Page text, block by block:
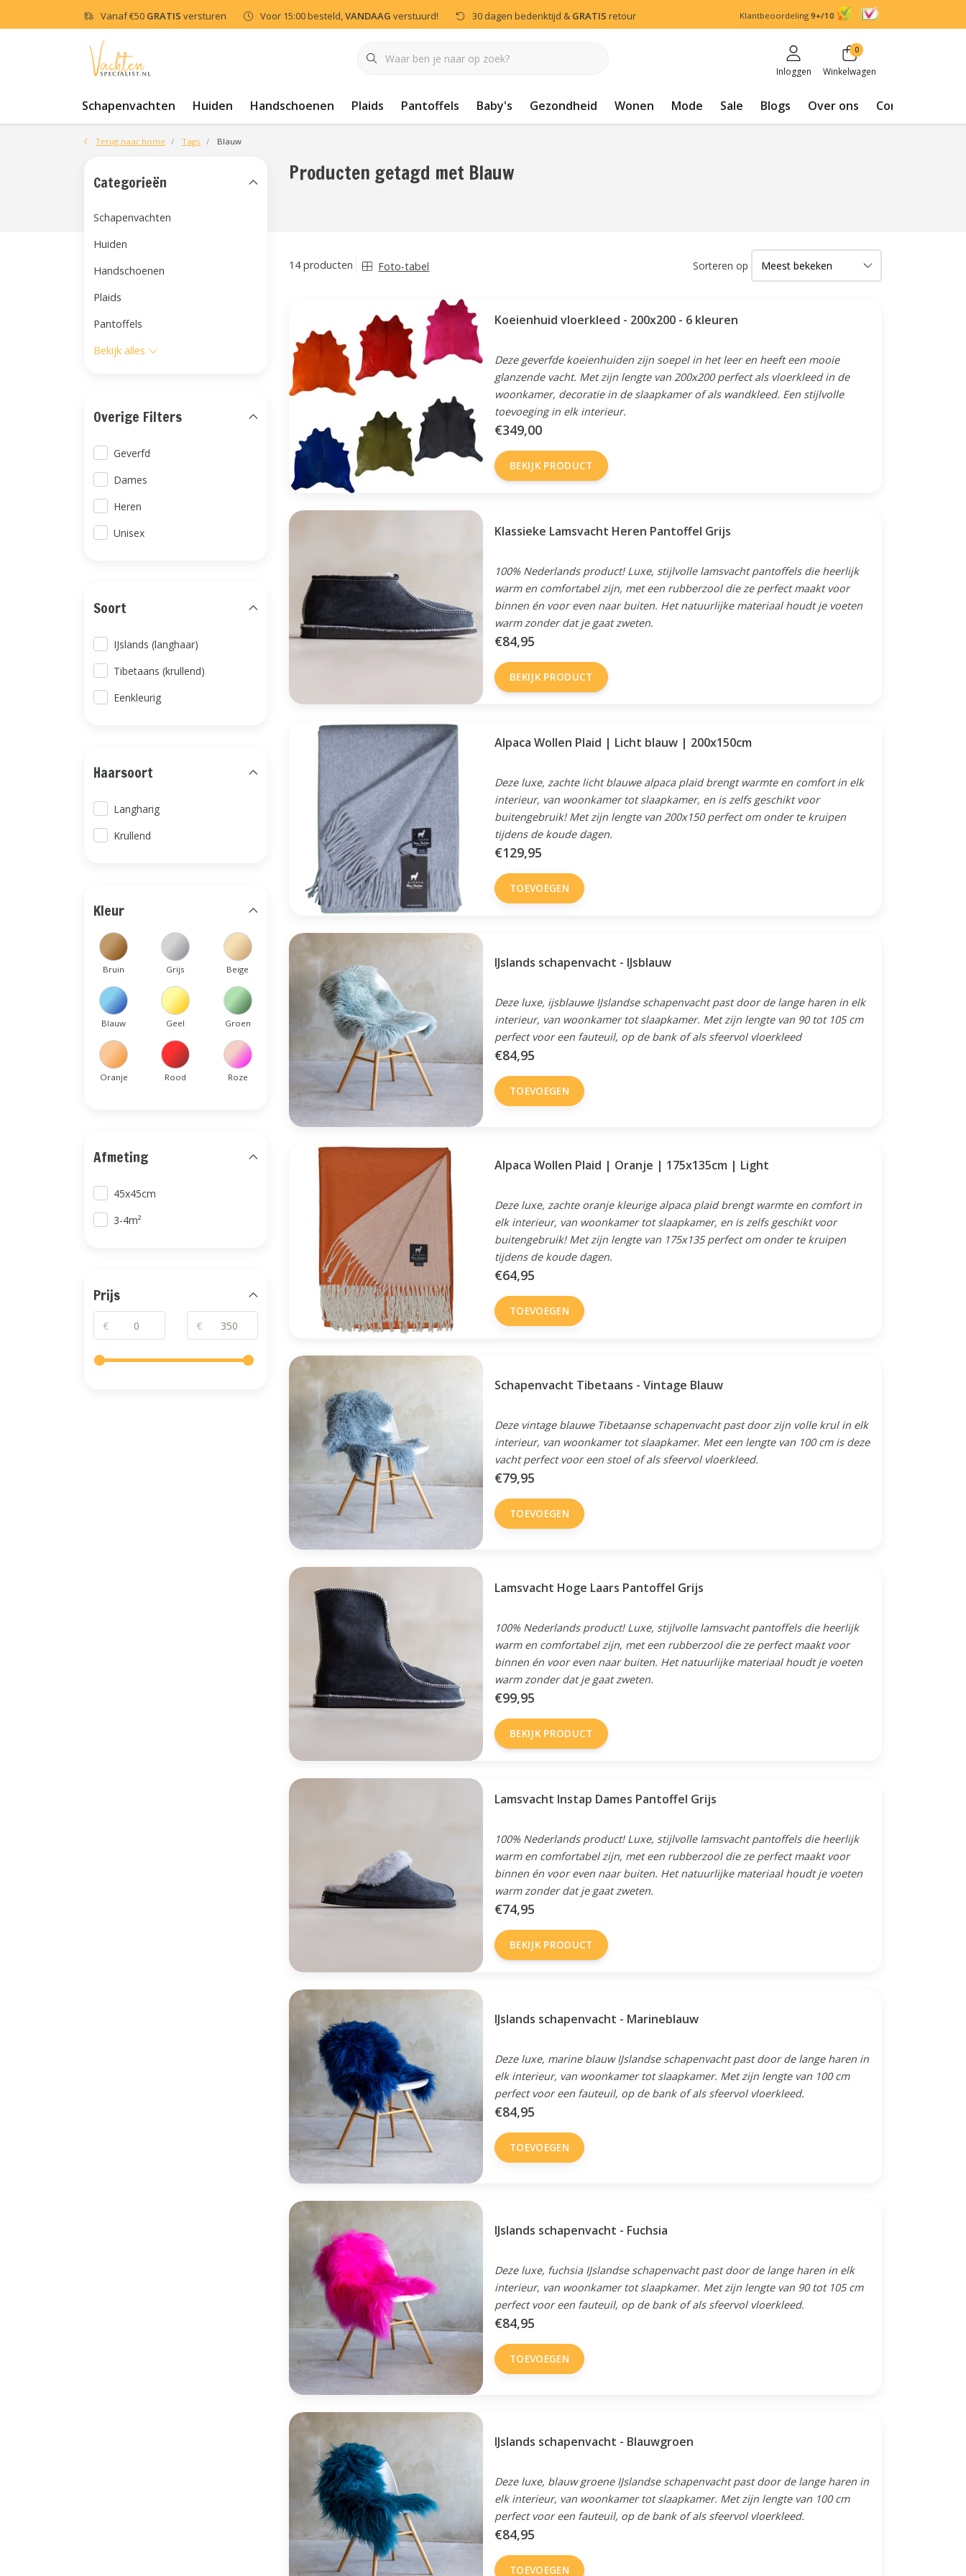
Vanaf€50 GRATIS versturen Voor 15:00 besteld,VANDAAG verstuurd! 30 dagen bedenktijd & GRATIS retour Klantbeoordeling 9+/10
Inloggen
0
Winkelwagen
Schapenvachten Huiden Handschoenen Plaids Pantoffels Baby's Gezondheid Wonen Mode Sale Blogs Over ons Contact
Terug naar home Tags Blauw
Producten getagd met Blauw
14 producten Foto-tabel Sorteren op
Koeienhuid vloerkleed - 200x200 - 6 kleuren
Deze geverfde koeienhuiden zijn soepel in het leer en heeft een mooie
glanzende vacht. Met zijn lengte van 200x200 perfect als vloerkleed in de
woonkamer, decoratie in de slaapkamer of als wandkleed. Een stijlvolle
toevoeging in elk interieur.
€349,00
BEKIJK PRODUCT
Klassieke Lamsvacht Heren Pantoffel Grijs
100% Nederlands product! Luxe, stijlvolle lamsvacht pantoffels die heerlijk
warm en comfortabel zijn, met een rubberzool die ze perfect maakt voor
binnen én voor even naar buiten. Het natuurlijke materiaal houdt je voeten
warm zonder dat je gaat zweten.
€84,95
BEKIJK PRODUCT
Alpaca Wollen Plaid | Licht blauw | 200x150cm
Deze luxe, zachte licht blauwe alpaca plaid brengt warmte en comfort in elk
interieur, van woonkamer tot slaapkamer, en is zelfs geschikt voor
buitengebruik! Met zijn lengte van 200x150 perfect om onder te kruipen
tijdens de koude dagen.
€129,95
TOEVOEGEN
IJslands schapenvacht - IJsblauw
Deze luxe, ijsblauwe IJslandse schapenvacht past door de lange haren in elk
interieur, van woonkamer tot slaapkamer. Met zijn lengte van 90 tot 105 cm
perfect voor een fauteuil, op de bank of als sfeervol vloerkleed
€84,95
TOEVOEGEN
Alpaca Wollen Plaid | Oranje | 175x135cm | Light
Deze luxe, zachte oranje kleurige alpaca plaid brengt warmte en comfort in
elk interieur, van woonkamer tot slaapkamer, en is zelfs geschikt voor
buitengebruik! Met zijn lengte van 175x135 perfect om onder te kruipen
tijdens de koude dagen.
€64,95
TOEVOEGEN
Schapenvacht Tibetaans - Vintage Blauw
Deze vintage blauwe Tibetaanse schapenvacht past door zijn volle krul in elk
interieur, van woonkamer tot slaapkamer. Met een lengte van 100 cm is deze
vacht perfect voor een stoel of als sfeervol vloerkleed.
€79,95
TOEVOEGEN
Lamsvacht Hoge Laars Pantoffel Grijs
100% Nederlands product! Luxe, stijlvolle lamsvacht pantoffels die heerlijk
warm en comfortabel zijn, met een rubberzool die ze perfect maakt voor
binnen én voor even naar buiten. Het natuurlijke materiaal houdt je voeten
warm zonder dat je gaat zweten.
€99,95
BEKIJK PRODUCT
Lamsvacht Instap Dames Pantoffel Grijs
100% Nederlands product! Luxe, stijlvolle lamsvacht pantoffels die heerlijk
warm en comfortabel zijn, met een rubberzool die ze perfect maakt voor
binnen én voor even naar buiten. Het natuurlijke materiaal houdt je voeten
warm zonder dat je gaat zweten.
€74,95
BEKIJK PRODUCT
IJslands schapenvacht - Marineblauw
Deze luxe, marine blauw IJslandse schapenvacht past door de lange haren in
elk interieur, van woonkamer tot slaapkamer. Met zijn lengte van 100 cm
perfect voor een fauteuil, op de bank of als sfeervol vloerkleed.
€84,95
TOEVOEGEN
IJslands schapenvacht - Fuchsia
Deze luxe, fuchsia IJslandse schapenvacht past door de lange haren in elk
interieur, van woonkamer tot slaapkamer. Met zijn lengte van 90 tot 105 cm
perfect voor een fauteuil, op de bank of als sfeervol vloerkleed.
€84,95
TOEVOEGEN
IJslands schapenvacht - Blauwgroen
Deze luxe, blauw groene IJslandse schapenvacht past door de lange haren in
elk interieur, van woonkamer tot slaapkamer. Met zijn lengte van 100 cm
perfect voor een fauteuil, op de bank of als sfeervol vloerkleed.
€84,95
TOEVOEGEN
Categorieën
Schapenvachten
Huiden
Handschoenen
Plaids
Pantoffels
Bekijk alles
Overige Filters
Geverfd
Dames
Heren
Unisex
Soort
IJslands (langhaar)
Tibetaans (krullend)
Eenkleurig
Haarsoort
Langharig
Krullend
Kleur
Bruin Grijs Beige
Blauw Geel Groen
Oranje Rood Roze
Afmeting
45x45cm
3-4m²
Prijs
€ €